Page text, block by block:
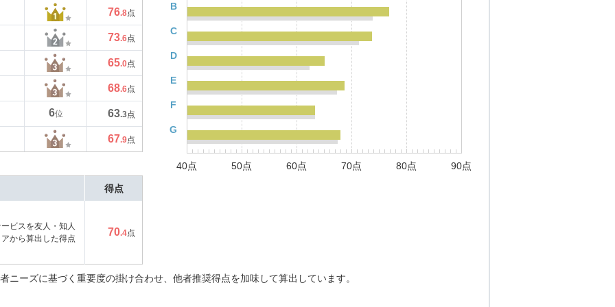
76.8点
73.6点
65.0点
68.6点
6位 63.3点
67.9点
B
C
D
E
F
G
40点 50点 60点 70点 80点 90点
得点
ビスを友人・知人
から算出した得点
70.4点
ーズに基づく重要度の掛け合わせ、他者推奨得点を加味して算出しています。